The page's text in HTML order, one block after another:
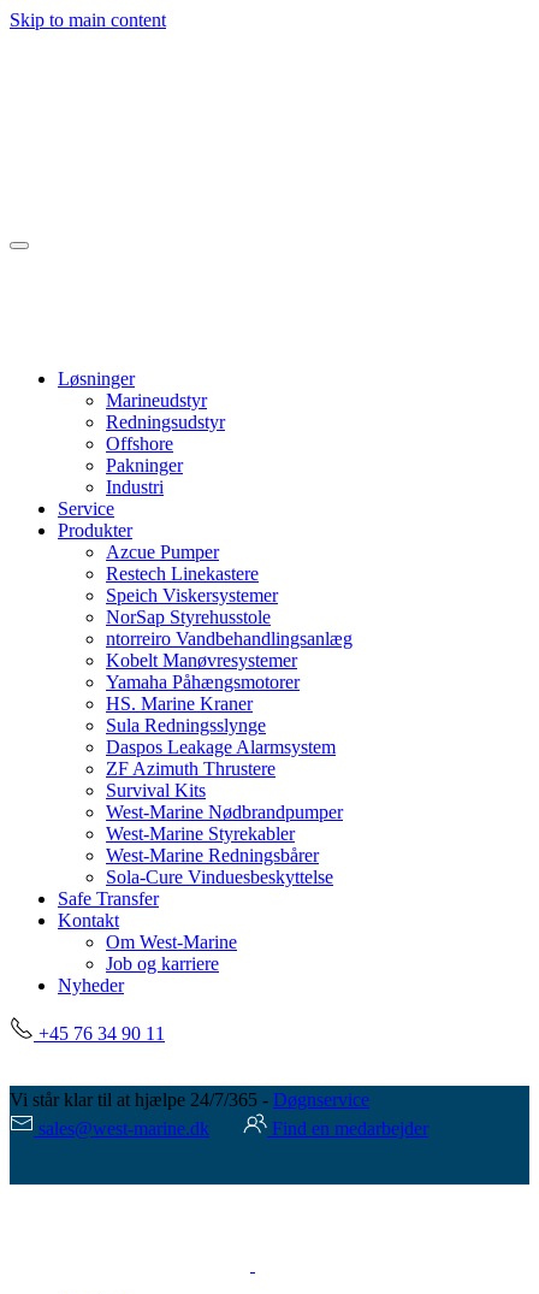
Skip to main content
Løsninger
Marineudstyr
Redningsudstyr
Offshore
Pakninger
Industri
Service
Produkter
Azcue Pumper
Restech Linekastere
Speich Viskersystemer
NorSap Styrehusstole
ntorreiro Vandbehandlingsanlæg
Kobelt Manøvresystemer
Yamaha Påhængsmotorer
HS. Marine Kraner
Sula Redningsslynge
Daspos Leakage Alarmsystem
ZF Azimuth Thrustere
Survival Kits
West-Marine Nødbrandpumper
West-Marine Styrekabler
West-Marine Redningsbårer
Sola-Cure Vinduesbeskyttelse
Safe Transfer
Kontakt
Om West-Marine
Job og karriere
Nyheder
+45 76 34 90 11
Vi står klar til at hjælpe 24/7/365 - Døgnservice
sales@west-marine.dk
Find en medarbejder